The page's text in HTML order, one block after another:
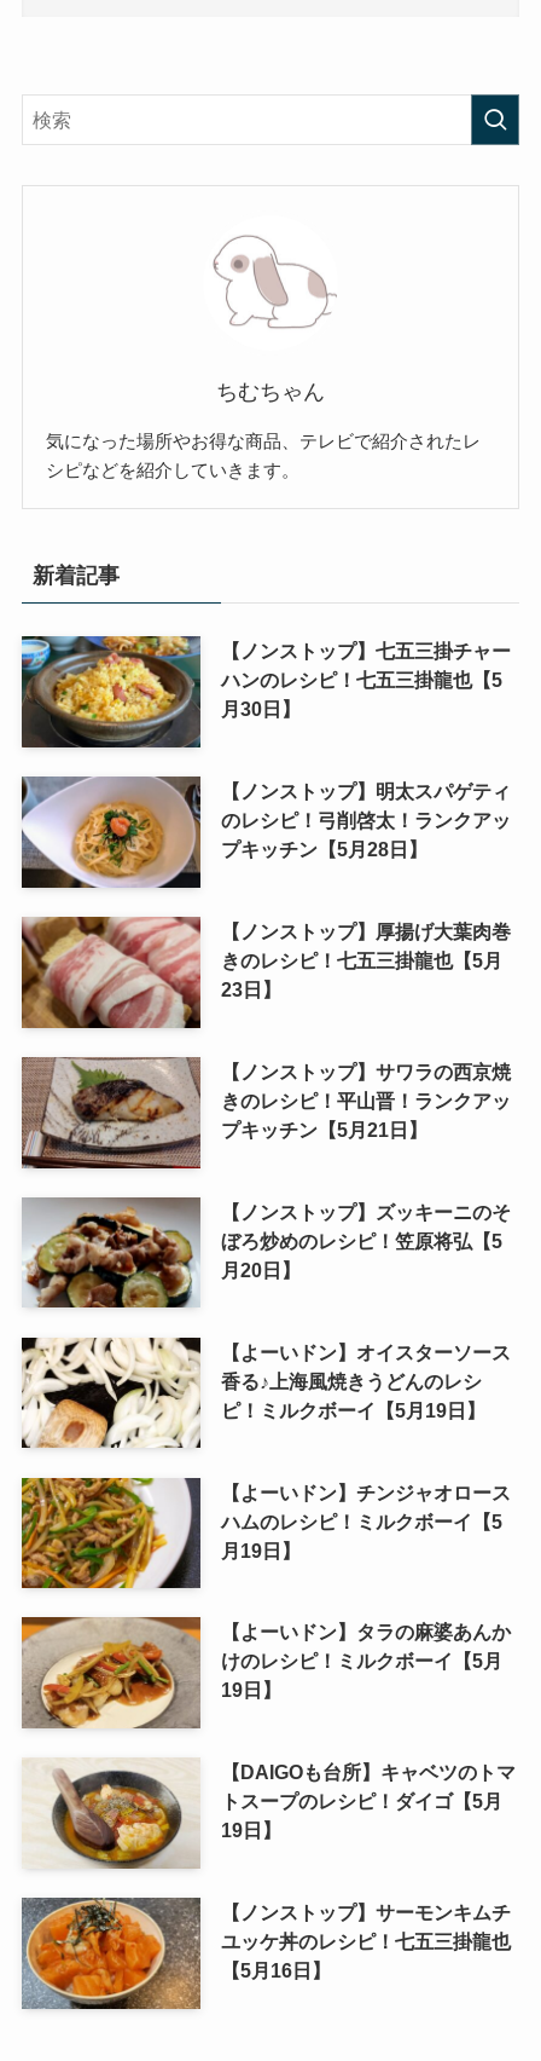
ちむちゃん
気になった場所やお得な商品、テレビで紹介されたレ
シピなどを紹介していきます。
新着記事
【ノンストップ】七五三掛チャー
ハンのレシピ！七五三掛龍也【5
月30日】
【ノンストップ】明太スパゲティ
のレシピ！弓削啓太！ランクアッ
プキッチン【5月28日】
【ノンストップ】厚揚げ大葉肉巻
きのレシピ！七五三掛龍也【5月
23日】
【ノンストップ】サワラの西京焼
きのレシピ！平山晋！ランクアッ
プキッチン【5月21日】
【ノンストップ】ズッキーニのそ
ぼろ炒めのレシピ！笠原将弘【5
月20日】
【よーいドン】オイスターソース
香る♪上海風焼きうどんのレシ
ピ！ミルクボーイ【5月19日】
【よーいドン】チンジャオロース
ハムのレシピ！ミルクボーイ【5
月19日】
【よーいドン】タラの麻婆あんか
けのレシピ！ミルクボーイ【5月
19日】
【DAIGOも台所】キャベツのトマ
トスープのレシピ！ダイゴ【5月
19日】
【ノンストップ】サーモンキムチ
ユッケ丼のレシピ！七五三掛龍也
【5月16日】